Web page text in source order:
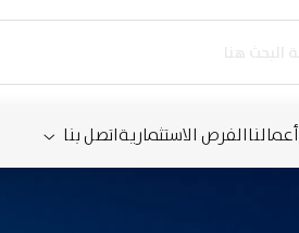
أعمالناالفرص الاستثماريةاتصل بنا